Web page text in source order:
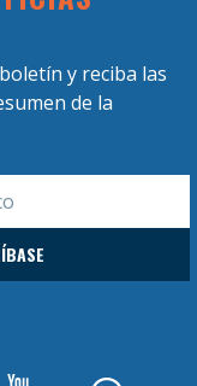
y reciba las
de la